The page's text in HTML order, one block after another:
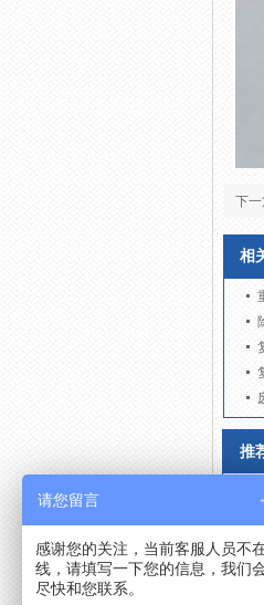
下一
相
推
请您留言
感谢您的关注，当前客服人员不
线，请填写一下您的信息，我们
尽快和您联系。